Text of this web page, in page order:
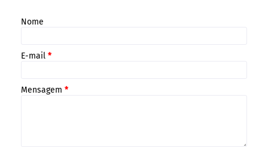
Nome
E-mail *
Mensagem *